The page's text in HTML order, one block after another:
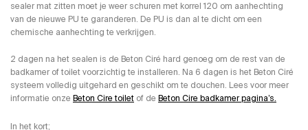
sealer mat zitten moet je weer schuren met korrel 120 om aanhechting
van de nieuwe PU te garanderen. De PU is dan al te dicht om een
chemische aanhechting te verkrijgen.
2 dagen na het sealen is de Beton Ciré hard genoeg om de rest van de
badkamer of toilet voorzichtig te installeren. Na 6 dagen is het Beton Ciré
systeem volledig uitgehard en geschikt om te douchen. Lees voor meer
informatie onze Beton Cire toilet of de Beton Cire badkamer pagina’s.
In het kort;